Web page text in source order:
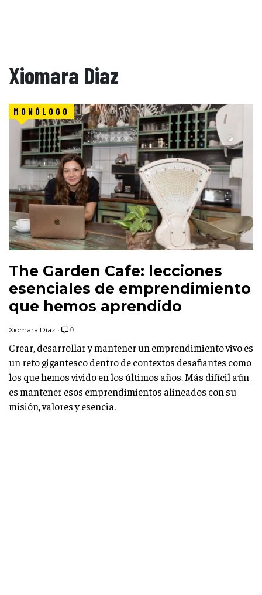
Xiomara Diaz
MONÓLOGO
The Garden Cafe: lecciones
esenciales de emprendimiento
que hemos aprendido
Xiomara Díaz • 0
Crear, desarrollar y mantener un emprendimiento vivo es
un reto gigantesco dentro de contextos desafiantes como
los que hemos vivido en los últimos años. Más difícil aún
es mantener esos emprendimientos alineados con su
misión, valores y esencia.